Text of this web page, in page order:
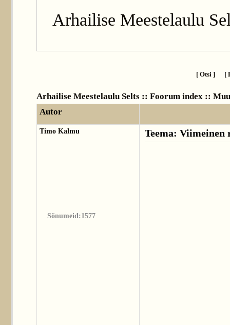
Arhailise Meestelaulu
[ Otsi ] [
Arhailise Meestelaulu Selts :: Foorum index ::
Autor
Timo Kalmu
Sõnumeid:1577
Teema: Viimeinen